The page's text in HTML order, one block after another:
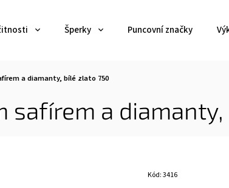
Šperky Puncovní značky
a diamanty, bílé zlato 750
safírem a
Kód:3416